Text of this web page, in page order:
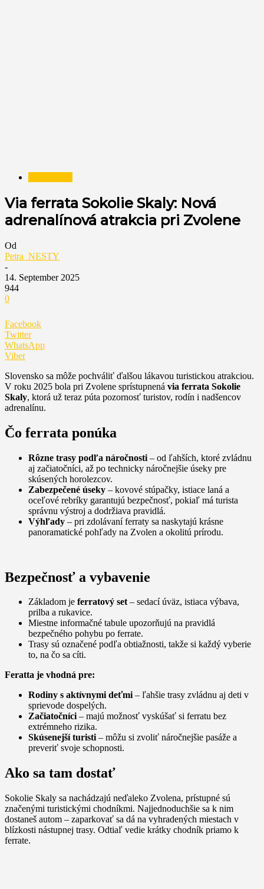
Via ferrata Sokolie Skaly: Nová
adrenalínová atrakcia pri Zvolene
Od
Petra_NESTY
-
14. September 2025
944
0
Facebook
Twitter
WhatsApp
Viber
Slovensko sa môže pochváliť ďalšou lákavou turistickou atrakciou.
V roku 2025 bola pri Zvolene sprístupnená via ferrata Sokolie
Skaly, ktorá už teraz púta pozornosť turistov, rodín i nadšencov
adrenalínu.
Čo ferrata ponúka
Rôzne trasy podľa náročnosti – od ľahších, ktoré zvládnu
aj začiatočníci, až po technicky náročnejšie úseky pre
skúsených horolezcov.
Zabezpečené úseky – kovové stúpačky, istiace laná a
oceľové rebríky garantujú bezpečnosť, pokiaľ má turista
správnu výstroj a dodržiava pravidlá.
Výhľady – pri zdolávaní ferraty sa naskytajú krásne
panoramatické pohľady na Zvolen a okolitú prírodu.
Bezpečnosť a vybavenie
Základom je ferratový set– sedací úväz, istiaca výbava,
prilba a rukavice.
Miestne informačné tabule upozorňujú na pravidlá
bezpečného pohybu po ferrate.
Trasy sú označené podľa obtiažnosti, takže si každý vyberie
to, na čo sa cíti.
Feratta je vhodná pre:
Rodiny s aktívnymi deťmi– ľahšie trasy zvládnu aj deti v
sprievode dospelých.
Začiatočníci– majú možnosť vyskúšať si ferratu bez
extrémneho rizika.
Skúsenejší turisti– môžu si zvoliť náročnejšie pasáže a
preveriť svoje schopnosti.
Ako sa tam dostať
Sokolie Skaly sa nachádzajú neďaleko Zvolena, prístupné sú
značenými turistickými chodníkmi. Najjednoduchšie sa k nim
dostaneš autom – zaparkovať sa dá na vyhradených miestach v
blízkosti nástupnej trasy. Odtiaľ vedie krátky chodník priamo k
ferrate.